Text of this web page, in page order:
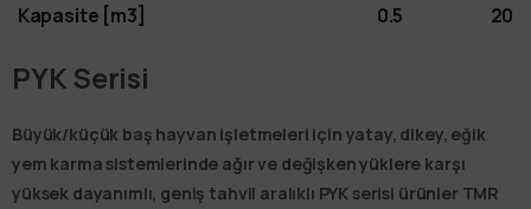
Kapasite [m3]
0.5 20
PYK Serisi
Büyük/küçük baş hayvan işletmeleri için yatay, dikey, eğik
yem karma sistemlerinde ağır ve değişken yüklere karşı
yüksek dayanımlı, geniş tahvil aralıklı PYK serisi ürünler TMR